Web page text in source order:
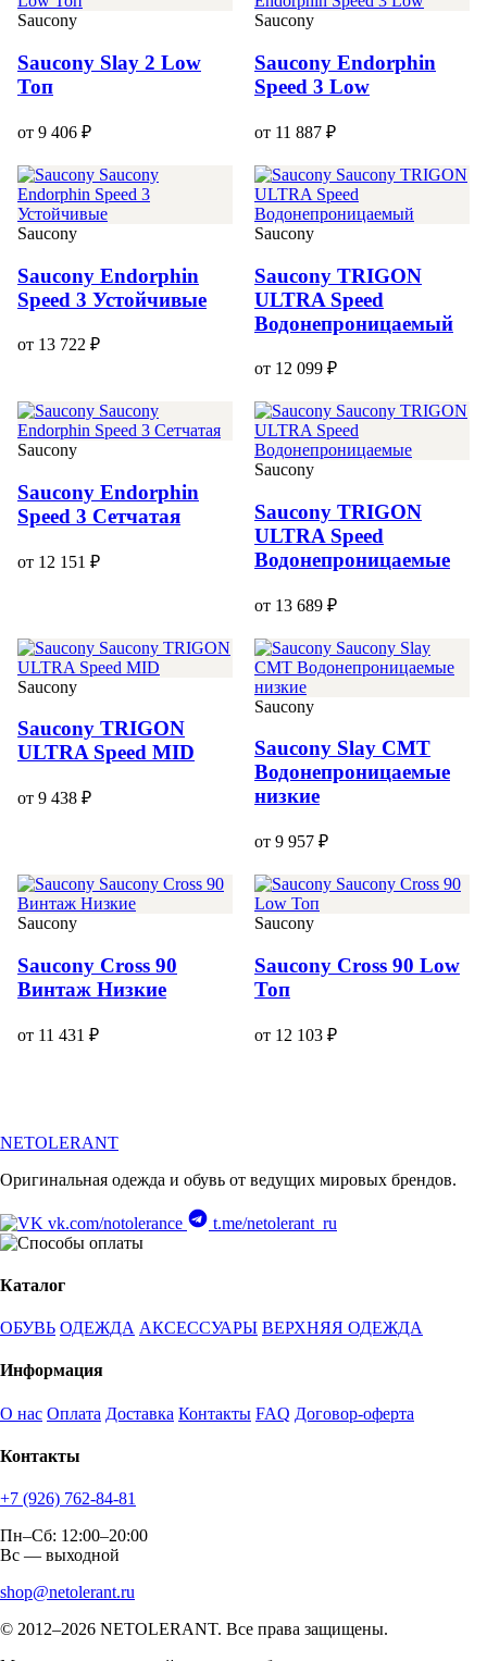
Saucony
Saucony Slay 2 Low
Топ
от 9 406 ₽
Saucony
Saucony Endorphin
Speed 3 Low
от 11 887 ₽
Saucony
Saucony Endorphin
Speed 3 Устойчивые
от 13 722 ₽
Saucony
Saucony TRIGON
ULTRA Speed
Водонепроницаемый
от 12 099 ₽
Saucony
Saucony Endorphin
Speed 3 Сетчатая
от 12 151 ₽
Saucony
Saucony TRIGON
ULTRA Speed
Водонепроницаемые
от 13 689 ₽
Saucony
Saucony TRIGON
ULTRA Speed MID
от 9 438 ₽
Saucony
Saucony Slay CMT
Водонепроницаемые
низкие
от 9 957 ₽
Saucony
Saucony Cross 90
Винтаж Низкие
от 11 431 ₽
Saucony
Saucony Cross 90 Low
Топ
от 12 103 ₽
NETOLERANT
Оригинальная одежда и обувь от ведущих мировых брендов.
vk.com/notolerance t.me/netolerant_ru
Каталог
ОБУВЬ ОДЕЖДА АКСЕССУАРЫ ВЕРХНЯЯ ОДЕЖДА
Информация
О нас Оплата Доставка Контакты FAQ Договор-оферта
Контакты
+7 (926) 762-84-81
Пн–Сб: 12:00–20:00
Вс — выходной
shop@netolerant.ru
© 2012–2026 NETOLERANT. Все права защищены.